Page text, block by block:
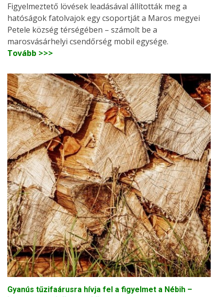
Figyelmeztető lövések leadásával állították meg a
hatóságok fatolvajok egy csoportját a Maros megyei
Petele község térségében – számolt be a
marosvásárhelyi csendőrség mobil egysége.
Tovább >>>
Gyanús tűzifaárusra hívja fel a figyelmet a Nébih –